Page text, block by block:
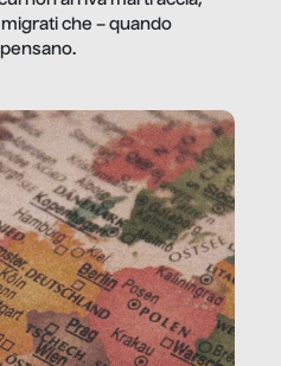
che – quando